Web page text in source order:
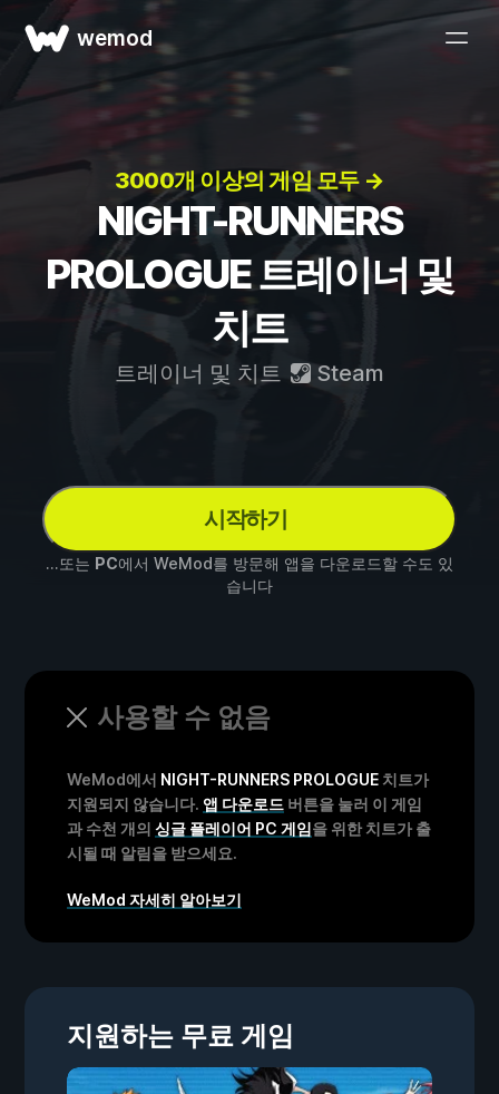
wemod
3000개 이상의 게임 모두 →
NIGHT-RUNNERS
PROLOGUE 트레이너 및
치트
트레이너 및 치트 Steam
시작하기
...또는 PC에서 WeMod를 방문해 앱을 다운로드할 수도 있
습니다
사용할 수 없음
WeMod에서 NIGHT-RUNNERS PROLOGUE 치트가
지원되지 않습니다. 앱 다운로드 버튼을 눌러 이 게임
과 수천 개의 싱글 플레이어 PC 게임을 위한 치트가 출
시될 때 알림을 받으세요.
WeMod 자세히 알아보기
지원하는 무료 게임